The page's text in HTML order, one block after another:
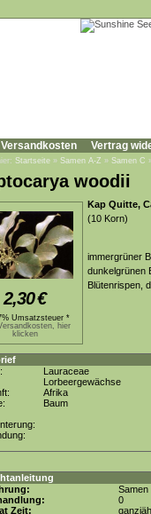
Versandkosten Vertrag
Startseite » Samen A-Z » Samen C
woodii
2,30€
Umsatzsteuer *
hier
klicken
Kap Quitte,
(10 Korn)
immergrüner
dunkelgrünen
Blütenrispen,
Lauraceae
Lorbeergewächse
Afrika
Baum
Samen
0
Zeit: